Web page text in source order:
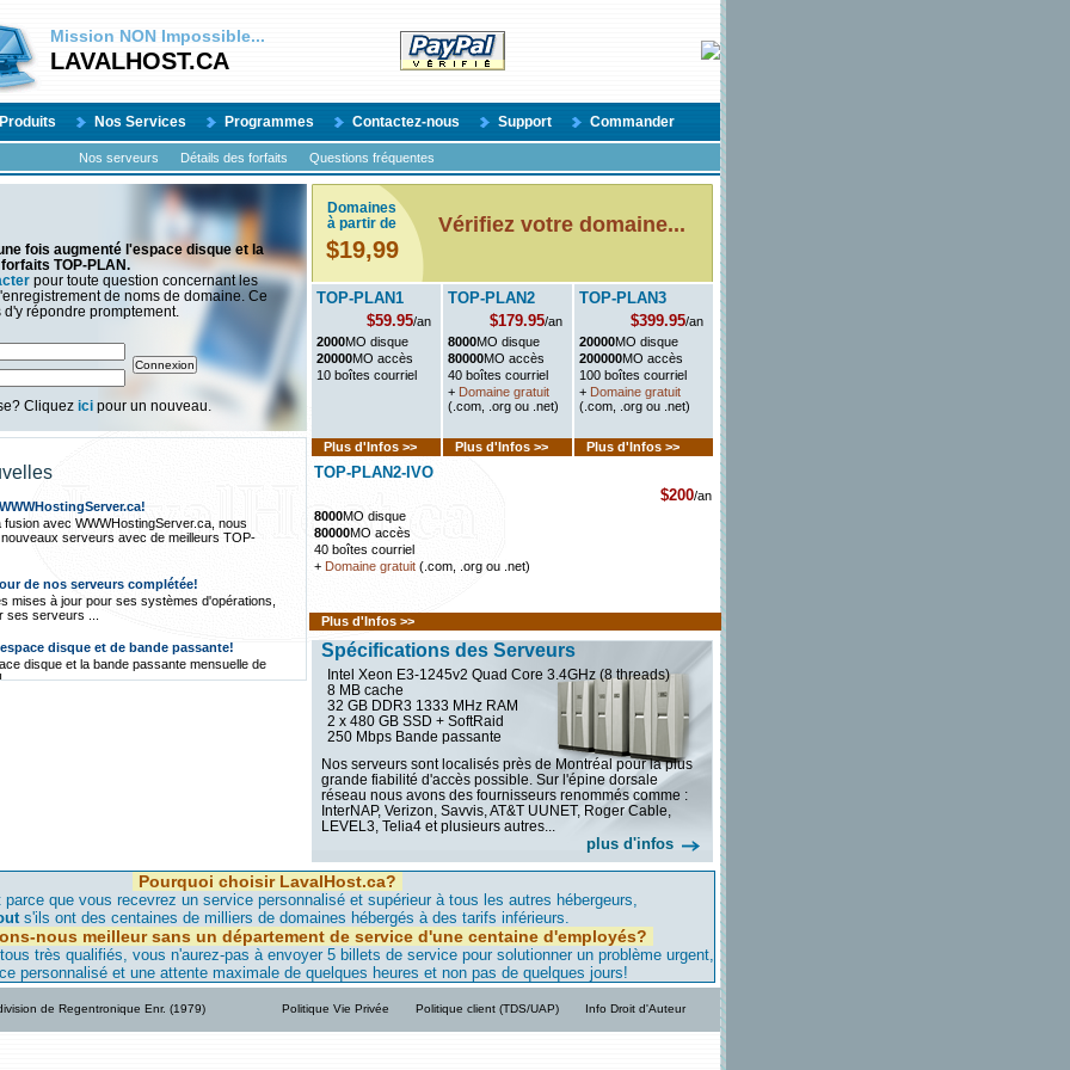
Mission NON Impossible...
LAVALHOST.CA
Produits Nos Services Programmes Contactez-nous Support Commander
Nos serveurs Détails des forfaits Questions fréquentes
fois augmenté l'espace disque et la
TOP-PLAN.
pour toute question concernant les
de noms de domaine. Ce
répondre promptement.
Cliquez ici pour un nouveau.
avec WWWHostingServer.ca, nous
serveurs avec de meilleurs TOP-
de nos serveurs complétée!
mises à jour pour ses systèmes d'opérations,
ses serveurs ...
disque et de bande passante!
disque et la bande passante mensuelle de
...
vers notre serveur de Montréal, nous
faire migrer leur site dans les jours qui
maintenant à Montréal!
qualité d'hébergement et donner une
élevée nous avons un nouveau serveur à
Domaines
à partir de
$19,99
Vérifiez votre domaine...
TOP-PLAN1
$59.95/an
2000MO disque
20000MO accès
10 boîtes courriel
Plus d'Infos >>
TOP-PLAN2
$179.95/an
8000MO disque
80000MO accès
40 boîtes courriel
+ Domaine gratuit
(.com, .org ou .net)
Plus d'Infos >>
TOP-PLAN3
$399.95/an
20000MO disque
200000MO accès
100 boîtes courriel
+ Domaine gratuit
(.com, .org ou .net)
Plus d'Infos >>
TOP-PLAN2-IVO
$200/an
8000MO disque
80000MO accès
40 boîtes courriel
+ Domaine gratuit (.com, .org ou .net)
Plus d'Infos >>
Spécifications des Serveurs
Intel Xeon E3-1245v2 Quad Core 3.4GHz (8 threads)
8 MB cache
32 GB DDR3 1333 MHz RAM
2 x 480 GB SSD + SoftRaid
250 Mbps Bande passante
Nos serveurs sont localisés près de Montréal pour la plus
grande fiabilité d'accès possible. Sur l'épine dorsale
réseau nous avons des fournisseurs renommés comme :
InterNAP, Verizon, Savvis, AT&T UUNET, Roger Cable,
LEVEL3, Telia4 et plusieurs autres...
plus d'infos
Pourquoi choisir LavalHost.ca?
parce que vous recevrez un service personnalisé et supérieur à tous les autres hébergeurs,
s'ils ont des centaines de milliers de domaines hébergés à des tarifs inférieurs.
nous meilleur sans un département de service d'une centaine d'employés?
très qualifiés, vous n'aurez-pas à envoyer 5 billets de service pour solutionner un problème urgent,
personnalisé et une attente maximale de quelques heures et non pas de quelques jours!
de Regentronique Enr. (1979) Politique Vie Privée Politique client (TDS/UAP) Info Droit d'Auteur